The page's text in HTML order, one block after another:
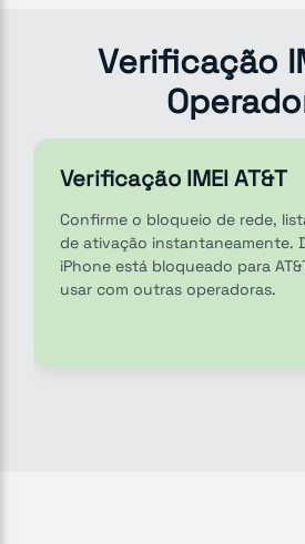
Verificação
Verificação IMEI AT&T
Confirme o bloqueio de rede,
de ativação instantaneamente.
iPhone está bloqueado para
usar com outras operadoras.